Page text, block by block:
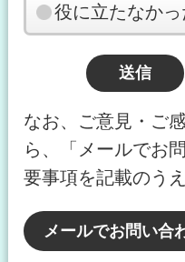
役に立たなかっ
なお、ご意見・ご
ら、「メールでお
要事項を記載のう
メールでお問い合